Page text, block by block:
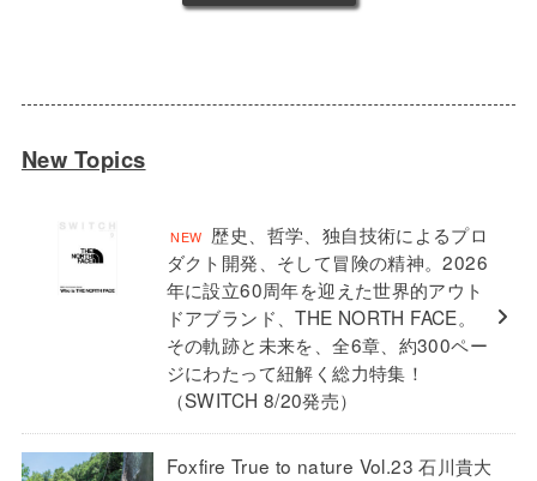
New Topics
歴史、哲学、独自技術によるプロ
ダクト開発、そして冒険の精神。2026
年に設立60周年を迎えた世界的アウト
ドアブランド、THE NORTH FACE。
その軌跡と未来を、全6章、約300ペー
ジにわたって紐解く総力特集！
（SWITCH 8/20発売）
Foxfire True to nature Vol.23 石川貴大